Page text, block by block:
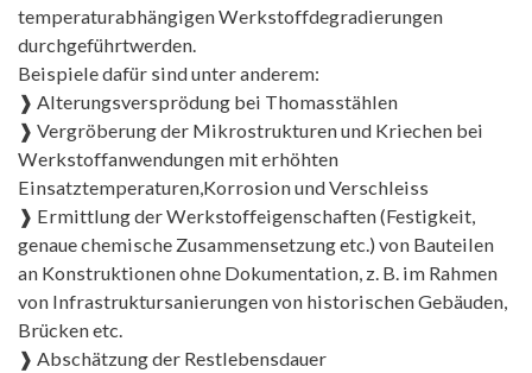
temperaturabhängigen Werkstoffdegradierungen
durchgeführtwerden.
Beispiele dafür sind unter anderem:
❱ Alterungsversprödung bei Thomasstählen
❱ Vergröberung der Mikrostrukturen und Kriechen bei
Werkstoffanwendungen mit erhöhten
Einsatztemperaturen,Korrosion und Verschleiss
❱ Ermittlung der Werkstoffeigenschaften (Festigkeit,
genaue chemische Zusammensetzung etc.) von Bauteilen
an Konstruktionen ohne Dokumentation, z. B. im Rahmen
von Infrastruktursanierungen von historischen Gebäuden,
Brücken etc.
❱ Abschätzung der Restlebensdauer